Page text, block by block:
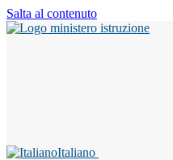
Salta al contenuto
Italiano